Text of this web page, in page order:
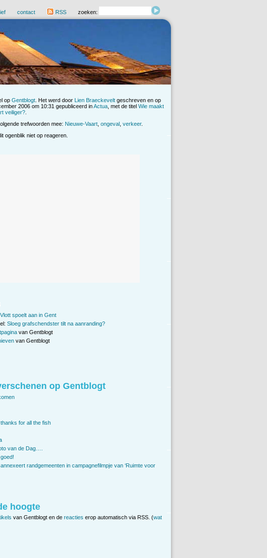
contact RSS zoeken:
op Gentblogt . Het werd door Lien Braeckevelt geschreven en op
2006 om 10:31 gepubliceerd inActua , met de titel Wie maakt
veiliger?
trefwoorden mee: Nieuwe-Vaart ongeval verkeer.
ogenblik niet op reageren.
Vlott spoelt aan in Gent
Sloeg grafschendster tilt na aanranding?
van Gentblogt
van Gentblogt
op Gentblogt
for all the fish
van de Dag….
randgemeenten in campagnefilmpje van ‘Ruimte voor
hoogte
van Gentblogt en de reacties erop automatisch via RSS. (wat